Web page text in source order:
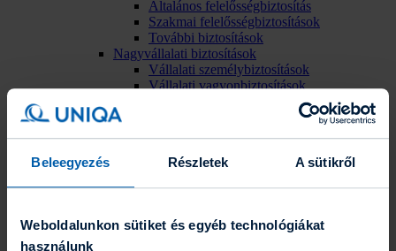
Beleegyezés Részletek A sütikről
Weboldalunkon sütiket és egyéb technológiákat
használunk
Általános felelősségbiztosítás
Szakmai felelősségbiztosítások
További biztosítások
Nagyvállalati biztosítások
Vállalati személybiztosítások
Vállalati vagyonbiztosítások